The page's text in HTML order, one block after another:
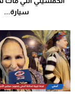
سيارة...